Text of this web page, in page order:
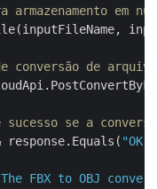
em
de arquivo
sucesso se a
response.Equals( "OK"
FBX to OBJ